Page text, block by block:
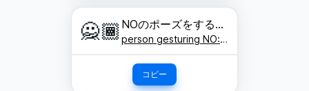
🙅🏾 NOのポーズをする人: やや濃い肌色
person gesturing NO: medium-dark skin tone
コピー